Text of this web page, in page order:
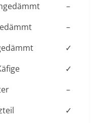
–
–
✓
✓
–
✓